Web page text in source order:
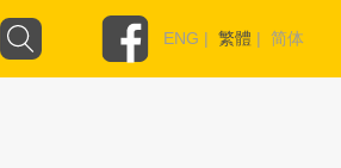
ENG | 繁體 | 简体